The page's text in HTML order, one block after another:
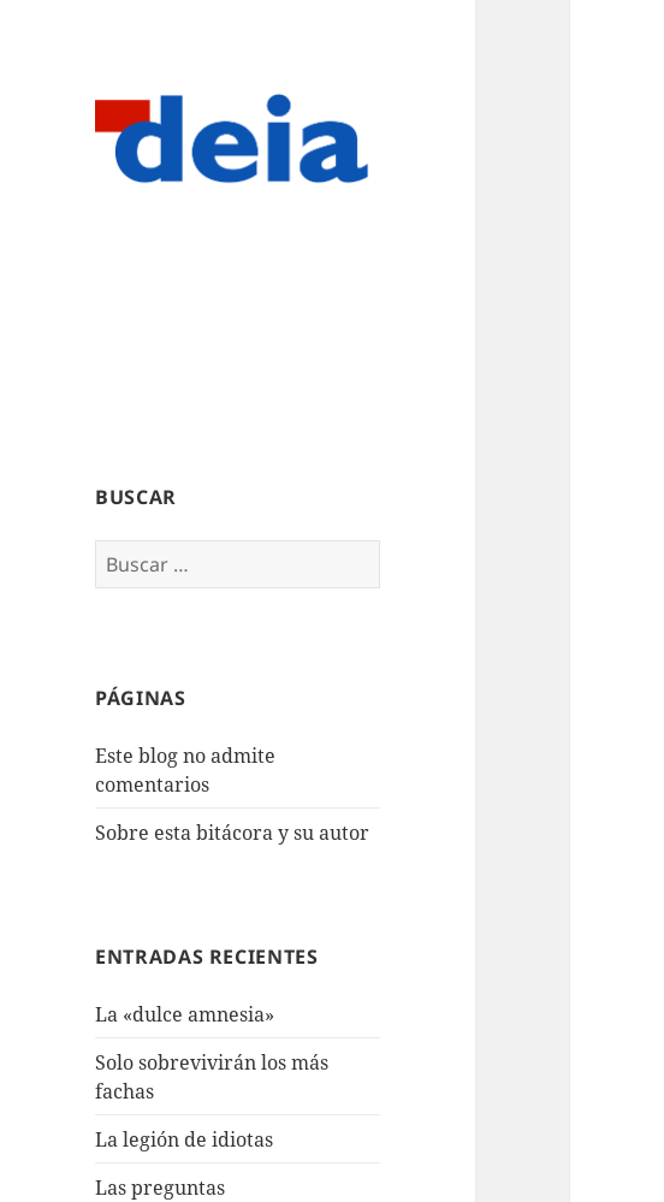
BUSCAR
Buscar:
PÁGINAS
Este blog no admite
comentarios
Sobre esta bitácora y su autor
ENTRADAS RECIENTES
La «dulce amnesia»
Solo sobrevivirán los más
fachas
La legión de idiotas
Las preguntas